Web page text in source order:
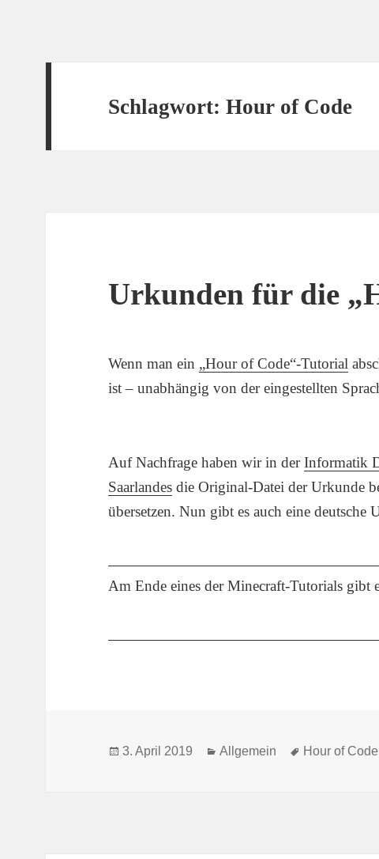
Schlagwort:Hour of Code
Urkunden für die
Wenn man ein „Hour of Code“-Tutorial
ist – unabhängig von der eingestellten
Auf Nachfrage haben wir in derInformatik
Saarlandes die Original-Datei der Urkunde
übersetzen. Nun gibt es auch eine deutsche
Am Ende eines der Minecraft-Tutorials gibt
Veröffentlicht
3. April 2019 Kategorien
Allgemein Schlagwörter
Hour of Code